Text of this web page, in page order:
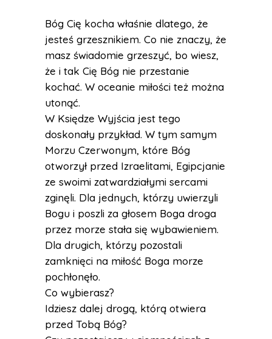
Bóg Cię kocha właśnie dlatego, że
jesteś grzesznikiem. Co nie znaczy, że
masz świadomie grzeszyć, bo wiesz,
że i tak Cię Bóg nie przestanie
kochać. W oceanie miłości też można
utonąć.
W Księdze Wyjścia jest tego
doskonały przykład. W tym samym
Morzu Czerwonym, które Bóg
otworzył przed Izraelitami, Egipcjanie
ze swoimi zatwardziałymi sercami
zginęli. Dla jednych, którzy uwierzyli
Bogu i poszli za głosem Boga droga
przez morze stała się wybawieniem.
Dla drugich, którzy pozostali
zamknięci na miłość Boga morze
pochłonęło.
Co wybierasz?
Idziesz dalej drogą, którą otwiera
przed Tobą Bóg?